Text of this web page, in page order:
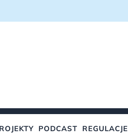
PODCAST REGULACJE